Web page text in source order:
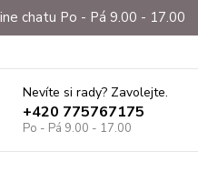
chatu Po - Pá 9.00 - 17.00
Nevíte si rady? Zavolejte.
+420 775767175
Po - Pá 9.00 - 17.00